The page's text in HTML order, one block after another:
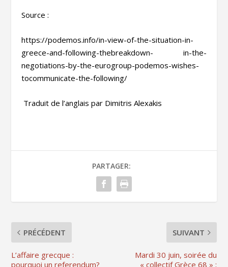
Source :
https://podemos.info/in-view-of-the-situation-in-
greece-and-following-thebreakdown- in-the-
negotiations-by-the-eurogroup-podemos-wishes-
tocommunicate-the-following/
Traduit de l’anglais par Dimitris Alexakis
PARTAGER:
PRÉCÉDENT
L’affaire grecque :
pourquoi un referendum?
SUIVANT
Mardi 30 juin, soirée du
« collectif Grèce 68 » :